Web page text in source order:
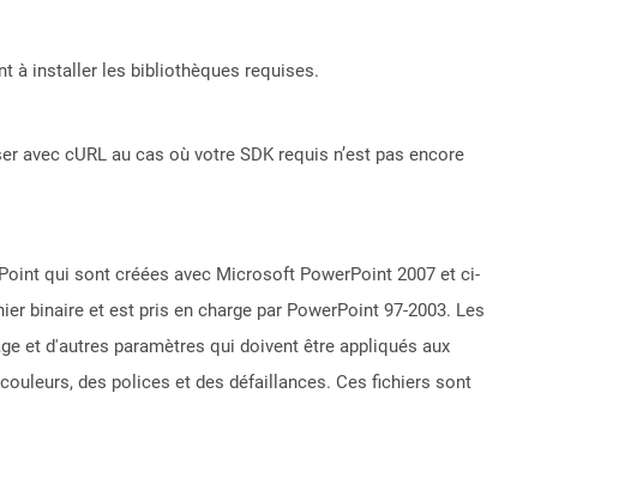
à installer les bibliothèques requises.
avec cURL au cas où votre SDK requis n’est pas encore
qui sont créées avec Microsoft PowerPoint 2007 et ci-
binaire et est pris en charge par PowerPoint 97-2003. Les
et d'autres paramètres qui doivent être appliqués aux
des polices et des défaillances. Ces fichiers sont